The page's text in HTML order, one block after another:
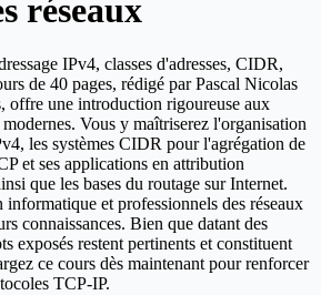
réseaux
IPv4, classes d'adresses, CIDR,
de 40 pages, rédigé par Pascal Nicolas
offre une introduction rigoureuse aux
Vous y maîtriserez l'organisation
les systèmes CIDR pour l'agrégation de
et ses applications en attribution
que les bases du routage sur Internet.
et professionnels des réseaux
connaissances. Bien que datant des
exposés restent pertinents et constituent
ce cours dès maintenant pour renforcer
TCP-IP.